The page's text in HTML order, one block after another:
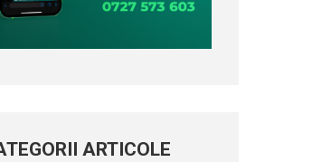
ARTICOLE